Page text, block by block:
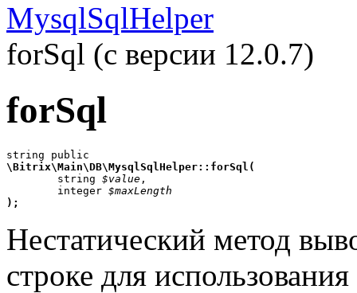
MysqlSqlHelper
forSql (с версии 12.0.7)
forSql
\Bitrix\Main\DB\MysqlSqlHelper::forSql(
string $value ,
	integer
$maxLength
);
Нестатический метод
строке для